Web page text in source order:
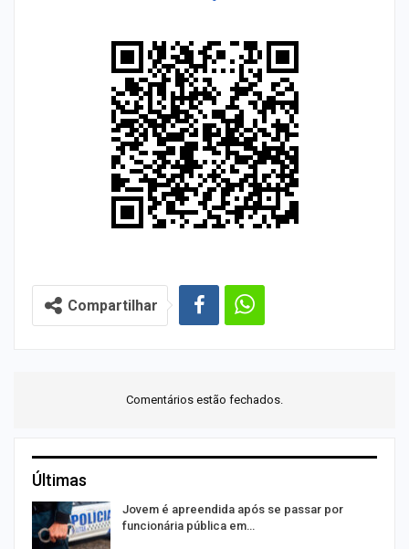
Compartilhar
Comentários estão fechados.
Últimas
Jovem é apreendida após se passar por
funcionária pública em…